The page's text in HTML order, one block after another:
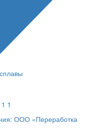
1 1
ООО «Переработка